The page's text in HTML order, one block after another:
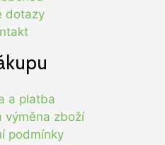
dotazy
a platba
výměna zboží
podmínky